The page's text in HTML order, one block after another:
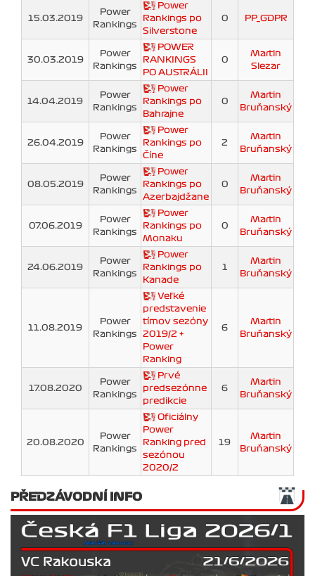
15.03.2019
Power
Rankings
Power
Rankings po
Silverstone
0 PP_GDPR
30.03.2019
Power
Rankings
POWER
RANKINGS
PO AUSTRÁLII
0
Martin
Slezar
14.04.2019
Power
Rankings
Power
Rankings po
Bahrajne
0
Martin
Bruňanský
26.04.2019
Power
Rankings
Power
Rankings po
Číne
2
Martin
Bruňanský
08.05.2019
Power
Rankings
Power
Rankings po
Azerbajdžane
0
Martin
Bruňanský
07.06.2019
Power
Rankings
Power
Rankings po
Monaku
0
Martin
Bruňanský
24.06.2019
Power
Rankings
Power
Rankings po
Kanade
1
Martin
Bruňanský
11.08.2019
Power
Rankings
Veľké
predstavenie
tímov sezóny
2019/2 +
Power
Ranking
6
Martin
Bruňanský
17.08.2020
Power
Rankings
Prvé
predsezónne
predikcie
6
Martin
Bruňanský
20.08.2020
Power
Rankings
Oficiálny
Power
Ranking pred
sezónou
2020/2
19
Martin
Bruňanský
PŘEDZÁVODNÍ INFO